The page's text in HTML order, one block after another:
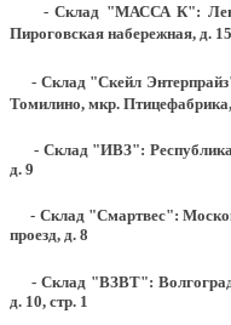
- Склад "МАССА К":
Пироговская набережная, д.
- Склад "Скейл
Томилино, мкр.
- Склад "ИВЗ": Республика
д. 9
- Склад "Смартвес":
проезд, д. 8
- Склад "ВЗВТ":
д. 10, стр. 1